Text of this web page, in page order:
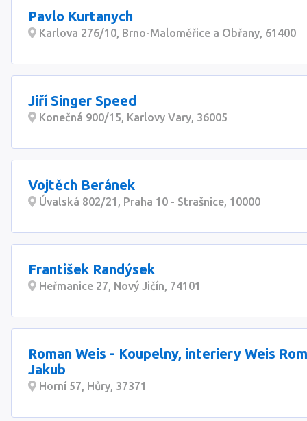
topenářské, truhlářské, sádrokartonářské a
Disponujeme truhlářskou dílnou, kde vyrábíme
vestavné skříně na míru dle vašich přání a potřeb.
Pavlo Kurtanych
Karlova 276/10, Brno-Maloměřice a Obřany, 61400
Jiří Singer Speed
Konečná 900/15, Karlovy Vary, 36005
Vojtěch Beránek
Úvalská 802/21, Praha 10 - Strašnice, 10000
František Randýsek
Heřmanice 27, Nový Jičín, 74101
Roman Weis - Koupelny, interiery Weis
Jakub
Horní 57, Hůry, 37371